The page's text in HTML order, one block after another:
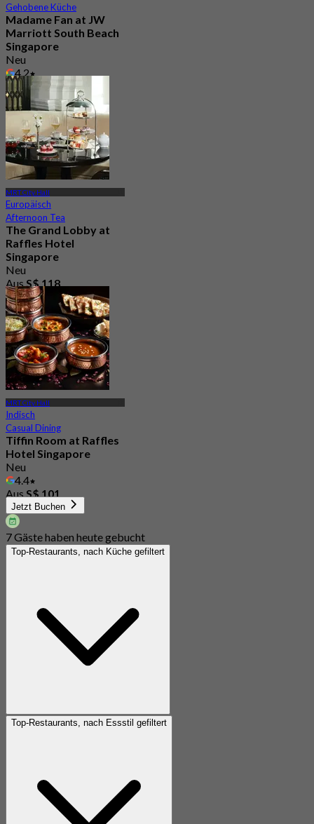
Gehobene Küche
Madame Fan at JW
Marriott South Beach
Singapore
Neu
4.2
AusS$ 94
MRT City Hall
Europäisch
Afternoon Tea
The Grand Lobby at
Raffles Hotel
Singapore
Neu
Aus S$ 118
MRT City Hall
Indisch
Casual Dining
Tiffin Room at Raffles
Hotel Singapore
Neu
4.4
Aus S$ 101
Jetzt Buchen
7 Gäste haben heute gebucht
Top-Restaurants, nach Küche gefiltert
Top-Restaurants, nach Essstil gefiltert